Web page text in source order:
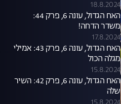
18.8.2024
האח הגדול, עונה 6, פרק 44:
משדר הדחה!
17.8.2024
האח הגדול, עונה 6, פרק 43: אמילי
מגלה הכול
15.8.2024
האח הגדול, עונה 6, פרק 42: השיר
שלה